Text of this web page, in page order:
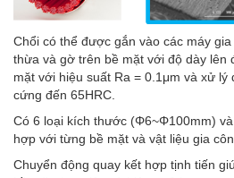
Chổi có thể được gắn vào các máy
thừa và gờ trên bề mặt với độ dày lên
mặt với hiệu suất Ra = 0.1μm và xử lý
cứng đến 65HRC.
Có 6 loại kích thước (Φ6~Φ100mm)
hợp với từng bề mặt và vật liệu gia
Chuyển động quay kết hợp tịnh tiến